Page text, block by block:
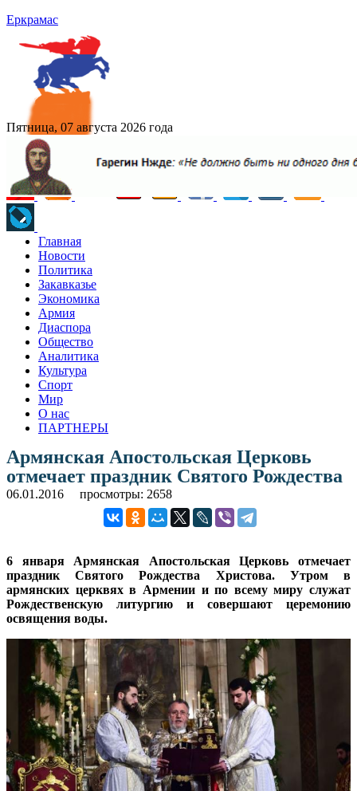
Еркрамас
Пятница, 07 августа 2026 года
Главная
Новости
Политика
Закавказье
Экономика
Армия
Диаспора
Общество
Аналитика
Культура
Спорт
Мир
О нас
ПАРТНЕРЫ
Армянская Апостольская Церковь
отмечает праздник Святого Рождества
06.01.2016 просмотры: 2658
6 января Армянская Апостольская Церковь отмечает
праздник Святого Рождества Христова. Утром в
армянских церквях в Армении и по всему миру служат
Рождественскую литургию и совершают церемонию
освящения воды.